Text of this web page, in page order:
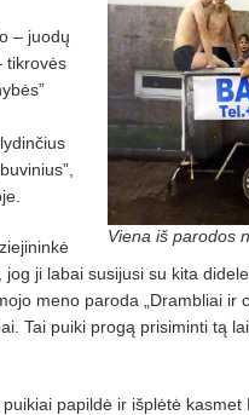
Viena iš parodos
– juodų
tikrovės
ji labai susijusi su kita
meno paroda „Drambliai ir
Tai puiki progą prisiminti tą
papildė ir išplėtė